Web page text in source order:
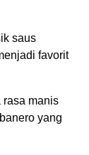
saus
favorit
rasa manis
yang